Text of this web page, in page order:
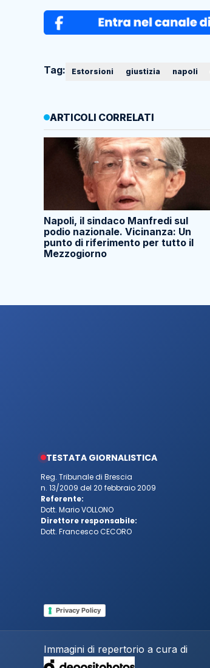
Tag: Estorsioni giustizia napoli
ARTICOLI CORRELATI
Napoli, il sindaco Manfredi sul
podio nazionale. Vicinanza: Un
punto di riferimento per tutto il
Mezzogiorno
TESTATA GIORNALISTICA
Reg. Tribunale di Brescia
n. 13/2009 del 20 febbraio 2009
Referente:
Dott. Mario VOLLONO
Direttore responsabile:
Dott. Francesco CECORO
Privacy Policy
Immagini di repertorio a cura di